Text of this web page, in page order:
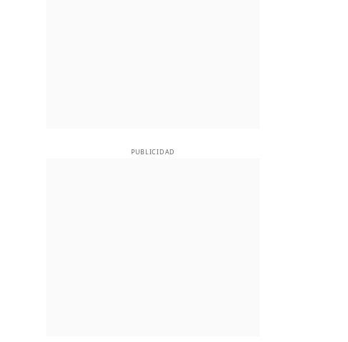
PUBLICIDAD